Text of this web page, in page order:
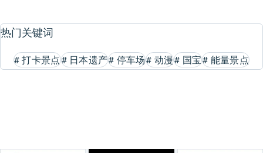
热门关键词
打卡景点
# 日本遗产
# 停车场
# 动漫
# 国宝
# 能量景点
#